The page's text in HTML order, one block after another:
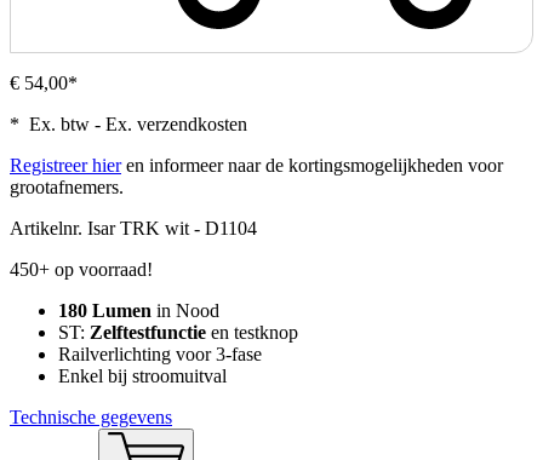
€ 54,00*
* Ex. btw - Ex. verzendkosten
Registreer hieren informeer naar de kortingsmogelijkheden voor
grootafnemers.
Artikelnr. Isar TRK wit - D1104
450+ op voorraad!
180 Lumen in Nood
ST: Zelftestfunctie en testknop
Railverlichting voor 3-fase
Enkel bij stroomuitval
Technische gegevens